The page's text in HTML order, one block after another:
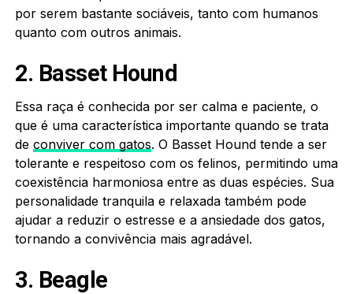
por serem bastante sociáveis, tanto com humanos
quanto com outros animais.
2. Basset Hound
Essa raça é conhecida por ser calma e paciente, o
que é uma característica importante quando se trata
de conviver com gatos. O Basset Hound tende a ser
tolerante e respeitoso com os felinos, permitindo uma
coexistência harmoniosa entre as duas espécies. Sua
personalidade tranquila e relaxada também pode
ajudar a reduzir o estresse e a ansiedade dos gatos,
tornando a convivência mais agradável.
3. Beagle